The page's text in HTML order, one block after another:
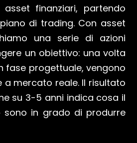
finanziari, partendo
di trading. Con asset
una serie di azioni
un obiettivo: una volta
fase progettuale, vengono
a mercato reale. Il risultato
su 3-5 anni indica cosa il
in grado di produrre